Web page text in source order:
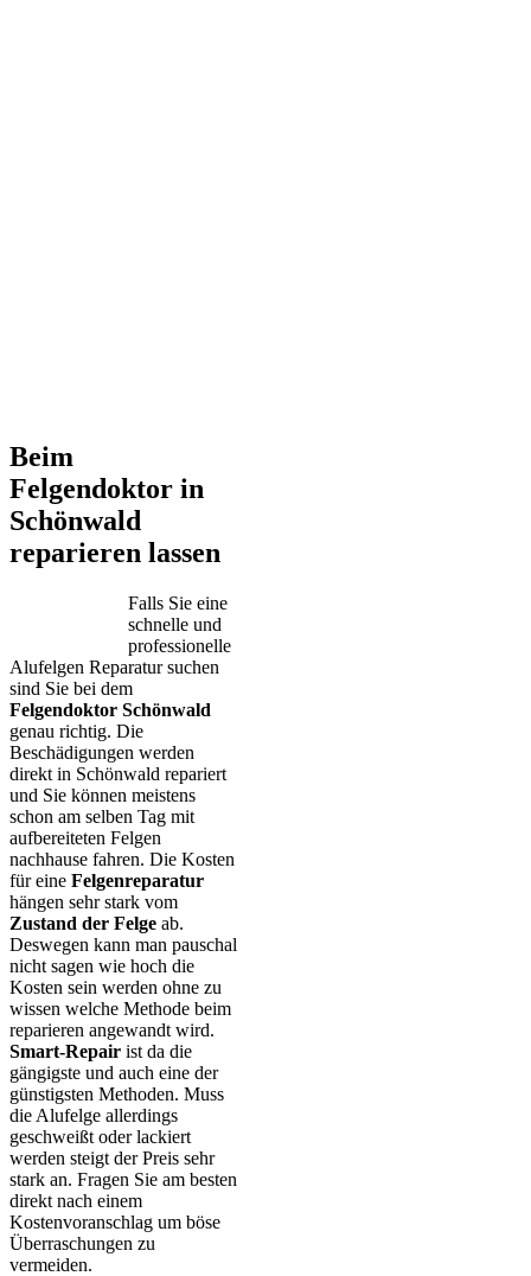
Beim
Felgendoktor in
Schönwald
reparieren lassen
Falls Sie eine
schnelle und
professionelle
Alufelgen Reparatur suchen
sind Sie bei dem
Felgendoktor Schönwald
genau richtig. Die
Beschädigungen werden
direkt in Schönwald repariert
und Sie können meistens
schon am selben Tag mit
aufbereiteten Felgen
nachhause fahren. Die Kosten
für eine Felgenreparatur
hängen sehr stark vom
Zustand der Felge ab.
Deswegen kann man pauschal
nicht sagen wie hoch die
Kosten sein werden ohne zu
wissen welche Methode beim
reparieren angewandt wird.
Smart-Repair ist da die
gängigste und auch eine der
günstigsten Methoden. Muss
die Alufelge allerdings
geschweißt oder lackiert
werden steigt der Preis sehr
stark an. Fragen Sie am besten
direkt nach einem
Kostenvoranschlag um böse
Überraschungen zu
vermeiden.